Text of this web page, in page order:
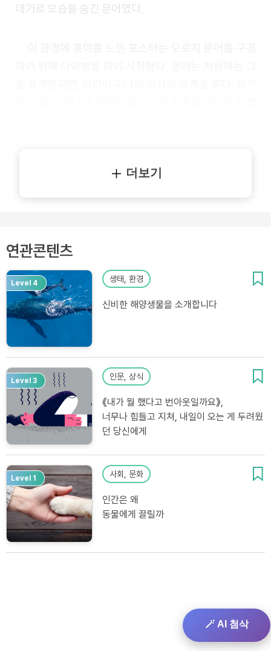
데기로 모습을 숨긴 문어였다.
더보기
연관콘텐츠
Level 4 생태, 환경
신비한 해양생물을 소개합니다
Level 3 인문, 상식
《내가 뭘 했다고 번아웃일까요》,
너무나 힘들고 지쳐, 내일이 오는 게 두려웠
던 당신에게
Level 1 사회, 문화
인간은 왜
동물에게 끌릴까
🪄 AI 첨삭